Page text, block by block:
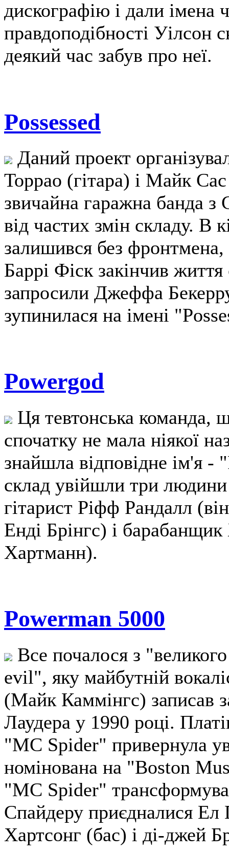
дискографію і дали імена
правдоподібності Уілсон
деякий час забув про неї.
Possessed
Даний проект
Торрао (гітара) і Майк
звичайна гаражна банда
від частих змін складу. В
залишився без фронтмена,
Баррі Фіск закінчив
запросили Джеффа
зупинилася на імені
Powergod
Ця тевтонська команда,
спочатку не мала ніякої
знайшла відповідне ім'я -
склад увійшли три
гітарист Ріфф Рандалл
Енді Брінгс) і
Хартманн).
Powerman 5000
Все почалося з
evil", яку майбутній
(Майк Каммінгс) записав
Лаудера у 1990 році.
"MC Spider" привернула
номінована на "Boston
"MC Spider"
Спайдеру приєдналися Ел
Хартсонг (бас) і ді-джей